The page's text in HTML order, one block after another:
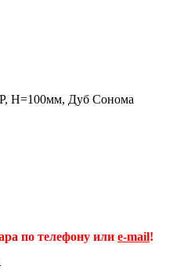
H=100мм, Дуб Сонома
по телефону или e-mail!